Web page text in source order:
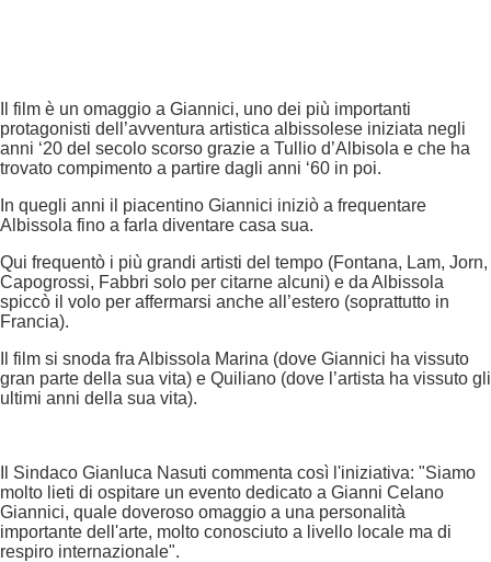
Il film è un omaggio a Giannici, uno dei più importanti
protagonisti dell’avventura artistica albissolese iniziata negli
anni ‘20 del secolo scorso grazie a Tullio d’Albisola e che ha
trovato compimento a partire dagli anni ‘60 in poi.
In quegli anni il piacentino Giannici iniziò a frequentare
Albissola fino a farla diventare casa sua.
Qui frequentò i più grandi artisti del tempo (Fontana, Lam, Jorn,
Capogrossi, Fabbri solo per citarne alcuni) e da Albissola
spiccò il volo per affermarsi anche all’estero (soprattutto in
Francia).
Il film si snoda fra Albissola Marina (dove Giannici ha vissuto
gran parte della sua vita) e Quiliano (dove l’artista ha vissuto gli
ultimi anni della sua vita).
Il Sindaco Gianluca Nasuti commenta così l'iniziativa: "Siamo
molto lieti di ospitare un evento dedicato a Gianni Celano
Giannici, quale doveroso omaggio a una personalità
importante dell'arte, molto conosciuto a livello locale ma di
respiro internazionale".